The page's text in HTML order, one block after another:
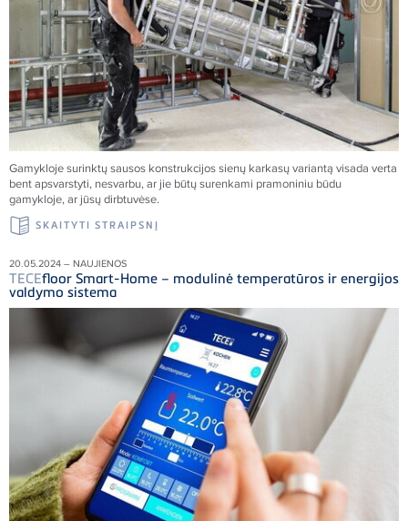
Gamykloje surinktų sausos konstrukcijos sienų karkasų variantą visada verta
bent apsvarstyti, nesvarbu, ar jie būtų surenkami pramoniniu būdu
gamykloje, ar jūsų dirbtuvėse.
SKAITYTI STRAIPSNĮ
20.05.2024 – NAUJIENOS
TECEfloor Smart-Home – modulinė temperatūros ir energijos
valdymo sistema